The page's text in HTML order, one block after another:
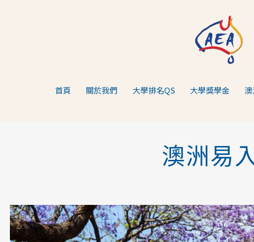
首頁 關於我們 大學排名QS 大學獎學金
澳洲易